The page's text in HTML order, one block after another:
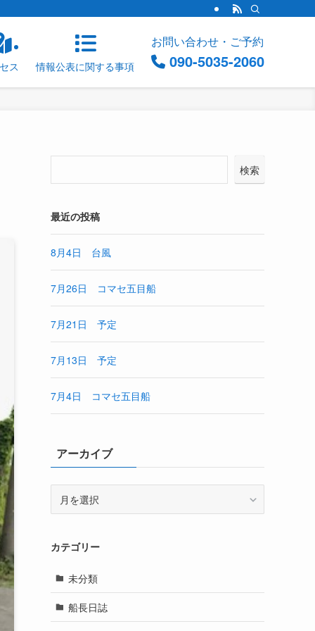
ス 情報公表に関する事項
お問い合わせ・ご予約
090-5035-2060
検索
最近の投稿
8月4日 台風
7月26日 コマセ五目船
7月21日 予定
7月13日 予定
7月4日 コマセ五目船
アーカイブ
ブ
カテゴリー
未分類
船長日誌